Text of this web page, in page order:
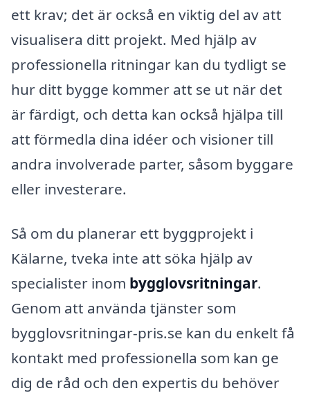
ett krav; det är också en viktig del av att
visualisera ditt projekt. Med hjälp av
professionella ritningar kan du tydligt se
hur ditt bygge kommer att se ut när det
är färdigt, och detta kan också hjälpa till
att förmedla dina idéer och visioner till
andra involverade parter, såsom byggare
eller investerare.
Så om du planerar ett byggprojekt i
Kälarne, tveka inte att söka hjälp av
specialister inom bygglovsritningar.
Genom att använda tjänster som
bygglovsritningar-pris.se kan du enkelt få
kontakt med professionella som kan ge
dig de råd och den expertis du behöver